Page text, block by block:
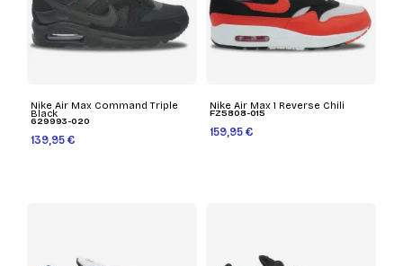
Nike Air Max Command Triple
Black
629993-020
139,95 €
Nike Air Max 1 Reverse Chili
FZ5808-015
159,95 €